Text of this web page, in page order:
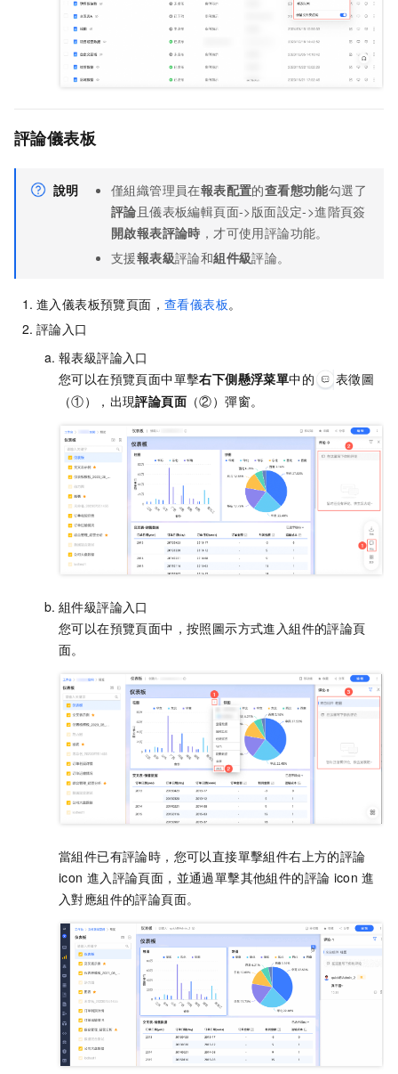
評論儀表板
說明 僅組織管理員在報表配置的查看態功能勾選了
評論 且儀表板編輯頁面->版面設定->進階頁簽
開啟報表評論時 ，才可使用評論功能。
支援報表級評論和組件級評論。
進入儀表板預覽頁面， 查看儀表板 。
評論入口
報表級評論入口
您可以在預覽頁面中單擊右下側懸浮菜單中的
表徵圖
（①），出現評論頁面 （②）彈窗。
組件級評論入口
您可以在預覽頁面中，按照圖示方式進入組件的評論頁
面。
當組件已有評論時，您可以直接單擊組件右上方的評論
icon 進入評論頁面，並通過單擊其他組件的評論 icon 進
入對應組件的評論頁面。